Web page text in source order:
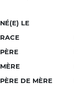
NÉ(E) LE
RACE
PÈRE
MÈRE
PÈRE DE MÈRE